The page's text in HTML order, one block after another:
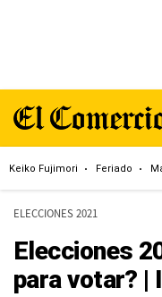
Keiko Fujimori Feriado
ELECCIONES 2021
Elecciones
para votar? |